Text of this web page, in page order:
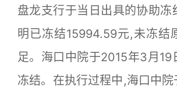
盘龙支行于当日出具的协助冻
明已冻结15994.59元,未冻结
足。海口中院于2015年3月19
冻结。在执行过程中,海口中院